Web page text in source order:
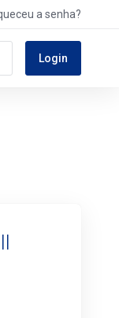
a senha?
Login